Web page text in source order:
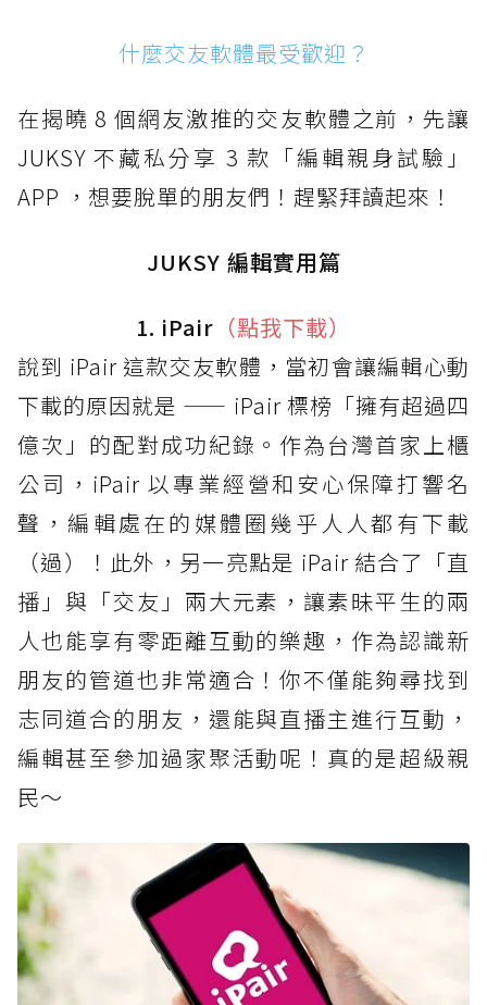
什麼交友軟體最受歡迎？
在揭曉 8 個網友激推的交友軟體之前，先讓
JUKSY 不藏私分享 3 款「編輯親身試驗」
APP ，想要脫單的朋友們！趕緊拜讀起來！
JUKSY 編輯實用篇
1. iPair （點我下載）
說到 iPair 這款交友軟體，當初會讓編輯心動
下載的原因就是 —— iPair 標榜「擁有超過四
億次」的配對成功紀錄。作為台灣首家上櫃
公司，iPair 以專業經營和安心保障打響名
聲，編輯處在的媒體圈幾乎人人都有下載
（過）！此外，另一亮點是 iPair 結合了「直
播」與「交友」兩大元素，讓素昧平生的兩
人也能享有零距離互動的樂趣，作為認識新
朋友的管道也非常適合！你不僅能夠尋找到
志同道合的朋友，還能與直播主進行互動，
編輯甚至參加過家聚活動呢！真的是超級親
民～